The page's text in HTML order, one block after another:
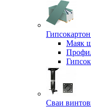
Маяк
Сваи